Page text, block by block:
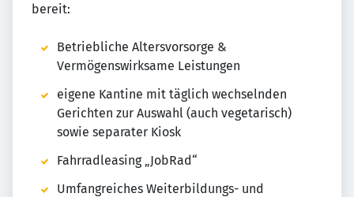
bereit:
Betriebliche Altersvorsorge &
Vermögenswirksame Leistungen
eigene Kantine mit täglich wechselnden
Gerichten zur Auswahl (auch vegetarisch)
sowie separater Kiosk
Fahrradleasing „JobRad“
Umfangreiches Weiterbildungs- und